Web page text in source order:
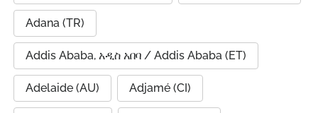
Adana (TR)
Addis Ababa, አዲስ አበባ / Addis Ababa (ET)
Adelaide (AU) Adjamé (CI)